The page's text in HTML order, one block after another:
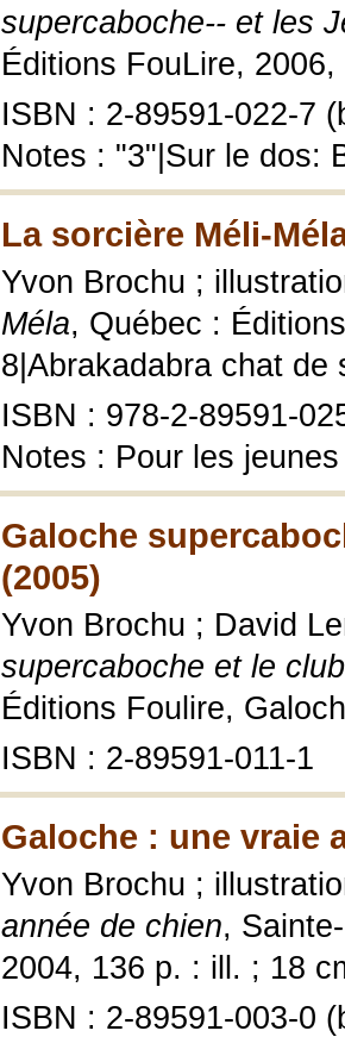
supercaboche-- et les
Éditions FouLire,
ISBN : 2-89591-022-7
Notes : "3"|Sur le dos:
La sorcière Méli-
Yvon Brochu ;
Méla, Québec :
8|Abrakadabra chat
ISBN : 978-2-89591-
Notes : Pour les
Galoche
(2005)
Yvon Brochu ; David
supercaboche et le
Éditions Foulire,
ISBN : 2-89591-011-1
Galoche : une vraie
Yvon Brochu ;
année de chien,
2004, 136 p. : ill. ; 18
ISBN : 2-89591-003-0